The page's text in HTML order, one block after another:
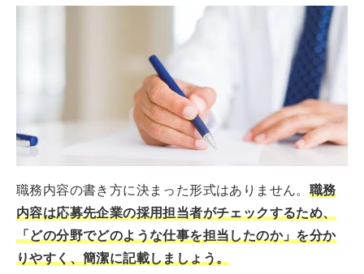
職務内容の書き方に悩んでいる人は多い
職務内容の書き方に関するFAQ
職務内容の書き方に決まった形式はありません。 職務
内容は応募先企業の採用担当者がチェックするため、
「どの分野でどのような仕事を担当したのか」を分か
りやすく、簡潔に記載しましょう。